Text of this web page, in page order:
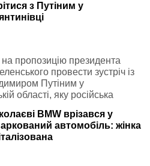
з Путіним у
пропозицію президента
провести зустріч із
Путіним у
області, яку російська
BMW врізався у
автомобіль: жінка